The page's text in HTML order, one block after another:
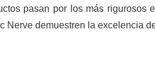
pasan por los más rigurosos
Nerve demuestren la excelencia